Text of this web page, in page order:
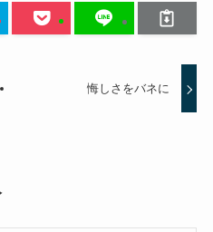
悔しさをバネに